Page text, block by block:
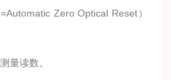
Zero Optical Reset）
量读数。